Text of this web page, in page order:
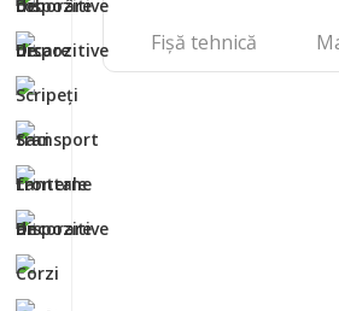
Fișă tehnică